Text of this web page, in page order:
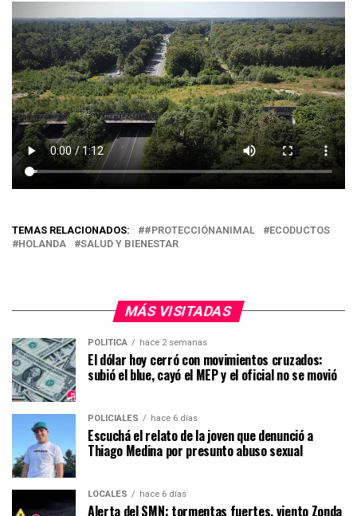
TEMAS RELACIONADOS: #PROTECCIÓNANIMAL
ECODUCTOS
HOLANDA
SALUD Y BIENESTAR
MÁS VISITADAS
POLÍTICA hace 2 semanas
El dólar hoy cerró con movimientos cruzados:
subió el blue, cayó el MEP y el oficial no se movió
POLICIALES hace 6 días
Escuchá el relato de la joven que denunció a
Thiago Medina por presunto abuso sexual
LOCALES hace 6 días
Alerta del SMN: tormentas fuertes, viento Zonda